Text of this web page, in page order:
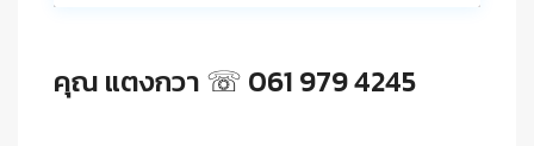
คุณ แตงกวา ☏ 061 979 4245